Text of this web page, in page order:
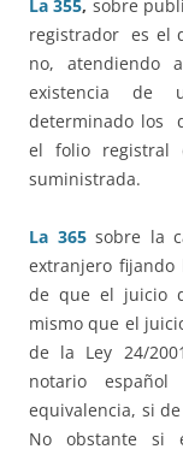
La 355, sobre
registrador es el
no, atendiendo
existencia de
determinado los
el folio registral
suministrada.
La 365 sobre la
extranjero
de que el juicio
mismo que el
de la Ley 24/
notario
equivalencia, si
No obstante si